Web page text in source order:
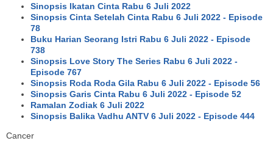
Sinopsis Ikatan Cinta Rabu 6 Juli 2022
Sinopsis Cinta Setelah Cinta Rabu 6 Juli 2022 - Episode
78
Buku Harian Seorang Istri Rabu 6 Juli 2022 - Episode
738
Sinopsis Love Story The Series Rabu 6 Juli 2022 -
Episode 767
Sinopsis Roda Roda Gila Rabu 6 Juli 2022 - Episode 56
Sinopsis Garis Cinta Rabu 6 Juli 2022 - Episode 52
Ramalan Zodiak 6 Juli 2022
Sinopsis Balika Vadhu ANTV 6 Juli 2022 - Episode 444
Cancer